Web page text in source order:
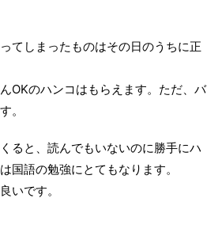
てしまったものはその日のうちに正
OKのハンコはもらえます。ただ、バ
。
ると、読んでもいないのに勝手にハ
国語の勉強にとてもなります。
いです。